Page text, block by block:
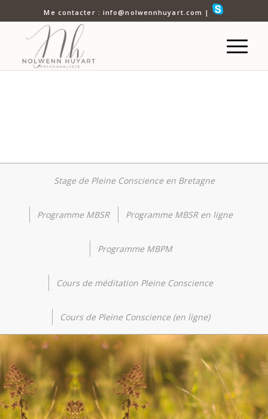
Me contacter : info@nolwennhuyart.com |
Stage de Pleine Conscience en Bretagne
Programme MBSR Programme MBSR en ligne
Programme MBPM
Cours de méditation Pleine Conscience
Cours de Pleine Conscience (en ligne)
Méditer